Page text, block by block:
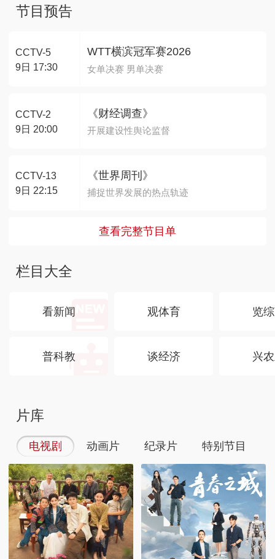
节目预告
CCTV-5
9日 17:30
WTT横滨冠军赛2026
女单决赛 男单决赛
CCTV-2
9日 20:00
《财经调查》
开展建设性舆论监督
CCTV-13
9日 22:15
《世界周刊》
捕捉世界发展的热点轨迹
查看完整节目单
栏目大全
看新闻 观体育 览
普科教 谈经济 兴
片库
电视剧 动画片 纪录片 特别节目